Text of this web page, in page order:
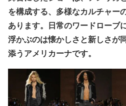
を構成する、多様なカルチャー
あります。日常のワードローブ
浮かぶのは懐かしさと新しさが
添うアメリカーナです。